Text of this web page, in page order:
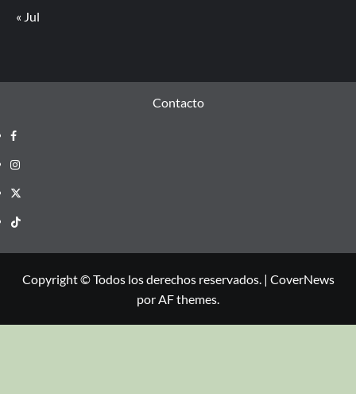
« Jul
Contacto
Copyright © Todos los derechos reservados. | CoverNews
por AF themes.